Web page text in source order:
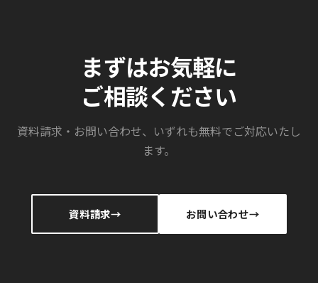
まずはお気軽に
ご相談ください
資料請求・お問い合わせ、いずれも無料でご対応いたし
ます。
資料請求 お問い合わせ